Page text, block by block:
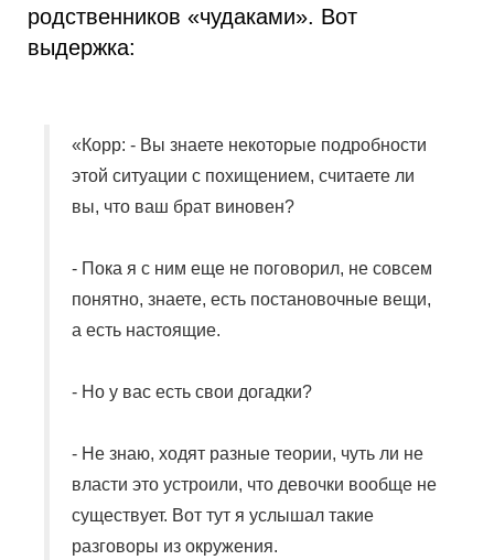
родственников «чудаками». Вот
выдержка:
«Корр: - Вы знаете некоторые подробности
этой ситуации с похищением, считаете ли
вы, что ваш брат виновен?
- Пока я с ним еще не поговорил, не совсем
понятно, знаете, есть постановочные вещи,
а есть настоящие.
- Но у вас есть свои догадки?
- Не знаю, ходят разные теории, чуть ли не
власти это устроили, что девочки вообще не
существует. Вот тут я услышал такие
разговоры из окружения.